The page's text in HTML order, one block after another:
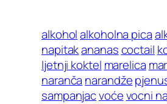
alkohol alkoholna pica
napitakananascoctail
ljetnji koktel marelica
naranča narandže
sampanjacvoćevocni